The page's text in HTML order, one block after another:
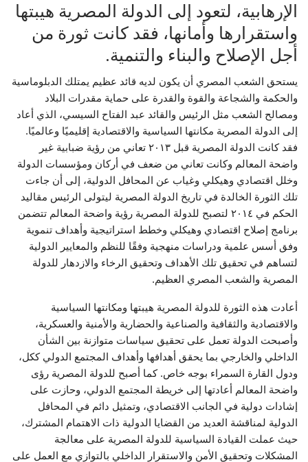
الإرهابية، لتعود إلى الدولة المصرية هيبتها
واستقرارها وأمانها، فقد كانت ثورة من
أجل الإصلاح والبناء والتنمية.
يستحق الشعب المصري أن يكون لديه قائد عظيم يمتلك الدبلوماسية
والحكمة والشجاعة والقوة والقدرة على حماية مقدرات البلاد
ومصالح الشعب مثل الرئيس والقائد عبد الفتاح السيسي، الذي أعاد
إلى الدولة المصرية مكانتها السياسية والاقتصادية إقليميًا وعالميًا.
فقد كانت الدولة المصرية قبل ٢٠١٣ تعاني من رؤية ضبابية غير
واضحة المعالم وكانت تعاني من ضعف في أركان ومؤسسات الدولة
وخلل اقتصادي وهيكلي وغياب عن المحافل الدولية، إلى أن جاءت
تلك الثورة الخالدة في تاريخ الدولة المصرية ليتولى الرئيس مقاليد
الحكم في ٢٠١٤ لتصبح للدولة المصرية رؤية واضحة المعالم تتضمن
برنامج إصلاح اقتصادي وهيكلي وخطط استراتيجية وأهداف تنموية
وفق أسس علمية ودراسات منهجية وفقًا للنظم والمعايير الدولية
لتساهم في تحقيق تلك الأهداف وتحقيق الرخاء والازدهار للدولة
المصرية والشعب المصري العظيم.
أعادت هذه الثورة للدولة المصرية هيبتها ومكانتها السياسية
والاقتصادية والثقافية والصناعية والحضارية والأمنية والعسكرية،
وأصبحت الدولة تعمل على تحقيق سياسات متوازنة بين الشأن
الداخلي والخارجي بما يحقق أهدافها وأهداف المجتمع الدولي ككل،
ودول القارة السمراء بوجه خاص. كما أصبح للدولة المصرية رؤى
واضحة المعالم أعادتها إلى خريطة المجتمع الدولي، وحازت على
إشادات دولية في الجانب الاقتصادي، وتمثيل دائم في المحافل
الدولية لمناقشة العديد من القضايا الدولية ذات الاهتمام المشترك،
حيث عملت القيادة السياسية للدولة المصرية على معالجة
المشكلات وتحقيق الأمن والاستقرار الداخلي بالتوازي مع العمل على